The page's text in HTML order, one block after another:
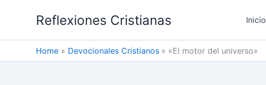
Reflexiones Cristianas Inicio
Home Devocionales Cristianos «El motor del universo»